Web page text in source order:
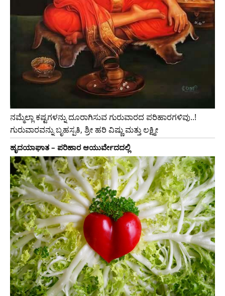
ನಮ್ಮೆಲ್ಲಾ ಕಷ್ಟಗಳನ್ನು ದೂರಾಗಿಸುವ ಗುರುವಾರದ ಪರಿಹಾರಗಳಿವು..!
ಗುರುವಾರವನ್ನು ಬೃಹಸ್ಪತಿ, ಶ್ರೀ ಹರಿ ವಿಷ್ಣು ಮತ್ತು ಲಕ್ಷ್ಮೀ
ಹೃದಯಾಘಾತ – ಪರಿಹಾರ ಆಯುರ್ವೇದದಲ್ಲಿ